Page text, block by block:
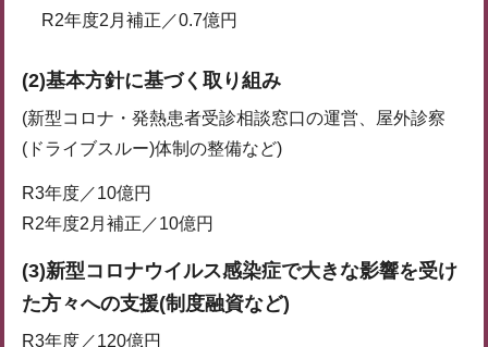
R2年度2月補正／0.7億円
(2)基本方針に基づく取り組み
(新型コロナ・発熱患者受診相談窓口の運営、屋外診察
(ドライブスルー)体制の整備など)
R3年度／10億円
R2年度2月補正／10億円
(3)新型コロナウイルス感染症で大きな影響を受け
た方々への支援(制度融資など)
R3年度／120億円